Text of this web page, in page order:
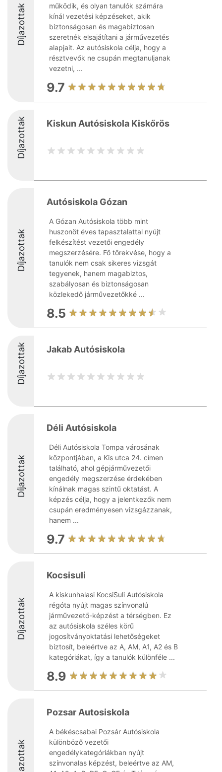
Díjazottak
működik, és olyan tanulók számára
kínál vezetési képzéseket, akik
biztonságosan és magabiztosan
szeretnék elsajátítani a járművezetés
alapjait. Az autósiskola célja, hogy a
résztvevők ne csupán megtanuljanak
vezetni, ...
9.7
Díjazottak Kiskun Autósiskola Kiskőrös
Díjazottak
Autósiskola Gózan
A Gózan Autósiskola több mint
huszonöt éves tapasztalattal nyújt
felkészítést vezetői engedély
megszerzésére. Fő törekvése, hogy a
tanulók nem csak sikeres vizsgát
tegyenek, hanem magabiztos,
szabályosan és biztonságosan
közlekedő járművezetőkké ...
8.5
Díjazottak Jakab Autósiskola
Díjazottak
Déli Autósiskola
Déli Autósiskola Tompa városának
központjában, a Kis utca 24. címen
található, ahol gépjárművezetői
engedély megszerzése érdekében
kínálnak magas szintű oktatást. A
képzés célja, hogy a jelentkezők nem
csupán eredményesen vizsgázzanak,
hanem ...
9.7
Díjazottak
Kocsisuli
A kiskunhalasi KocsiSuli Autósiskola
régóta nyújt magas színvonalú
járművezető-képzést a térségben. Ez
az autósiskola széles körű
jogosítványoktatási lehetőségeket
biztosít, beleértve az A, AM, A1, A2 és B
kategóriákat, így a tanulók különféle ...
8.9
Díjazottak
Pozsar Autosiskola
A békéscsabai Pozsár Autósiskola
különböző vezetői
engedélykategóriákban nyújt
színvonalas képzést, beleértve az AM,